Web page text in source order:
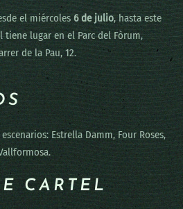
el miércoles 6 de julio, hasta este
tiene lugar en el Parc del Fòrum,
de la Pau, 12.
escenarios: Estrella Damm, Four Roses,
CARTEL